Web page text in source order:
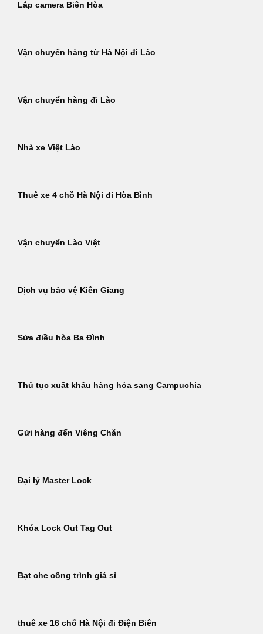
Lắp camera Biên Hòa
Vận chuyển hàng từ Hà Nội đi Lào
Vận chuyển hàng đi Lào
Nhà xe Việt Lào
Thuê xe 4 chỗ Hà Nội đi Hòa Bình
Vận chuyển Lào Việt
Dịch vụ bảo vệ Kiên Giang
Sửa điều hòa Ba Đình
Thủ tục xuất khẩu hàng hóa sang Campuchia
Gửi hàng đến Viêng Chăn
Đại lý Master Lock
Khóa Lock Out Tag Out
Bạt che công trình giá sỉ
thuê xe 16 chỗ Hà Nội đi Điện Biên